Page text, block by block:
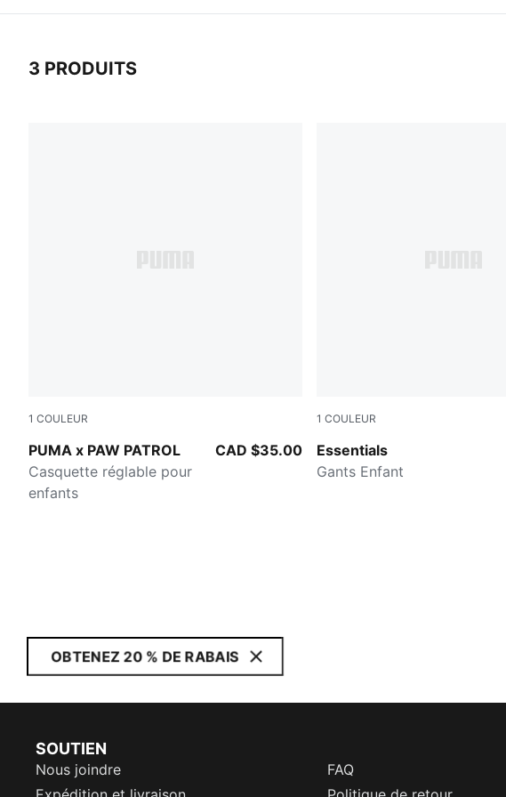
3 PRODUITS
1 COULEUR
PUMA x PAW PATROL
Vibrant Green
Casquette réglable pour
enfants
CAD $35.00
1 COULEUR
Essentials
BLACK
Gants Enfant
OBTENEZ 20 % DE RABAIS
SOUTIEN
Nous joindre
FAQ